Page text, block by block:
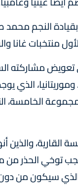
النجم محمد
مشاركته
الذي
الخامسة،
القارية،
توخي الحذر من
الذي سيكون من